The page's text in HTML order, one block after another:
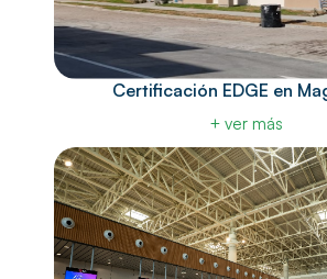
Certificación EDGE en
+ ver más